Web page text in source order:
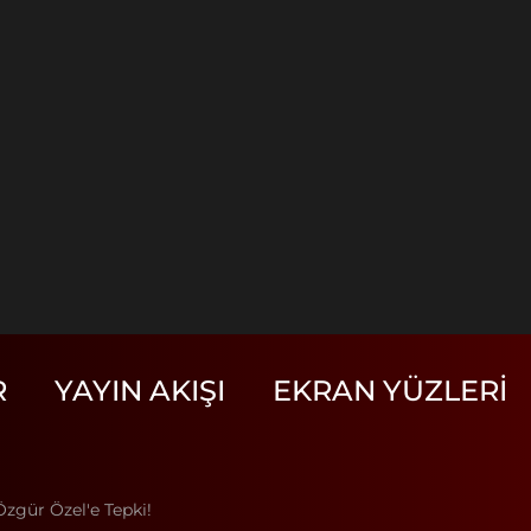
YAYIN AKIŞI EKRAN YÜZLERI
Özel'e Tepki!